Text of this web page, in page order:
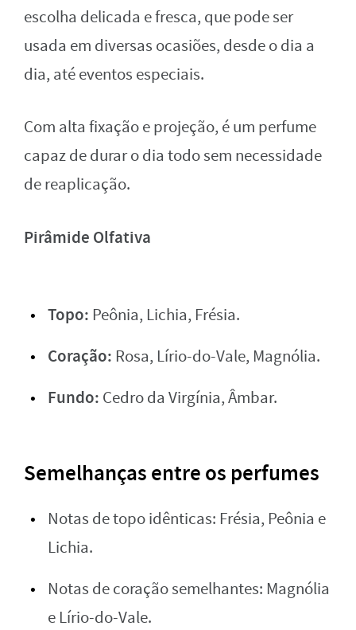
escolha delicada e fresca, que pode ser
usada em diversas ocasiões, desde o dia a
dia, até eventos especiais.
Com alta fixação e projeção, é um perfume
capaz de durar o dia todo sem necessidade
de reaplicação.
Pirâmide Olfativa
Topo: Peônia, Lichia, Frésia.
Coração: Rosa, Lírio-do-Vale, Magnólia.
Fundo: Cedro da Virgínia, Âmbar.
Semelhanças entre os perfumes
Notas de topo idênticas: Frésia, Peônia e
Lichia.
Notas de coração semelhantes: Magnólia
e Lírio-do-Vale.